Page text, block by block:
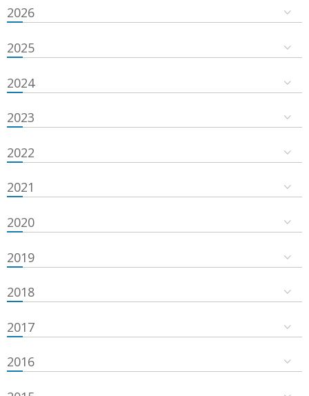
2026
2025
2024
2023
2022
2021
2020
2019
2018
2017
2016